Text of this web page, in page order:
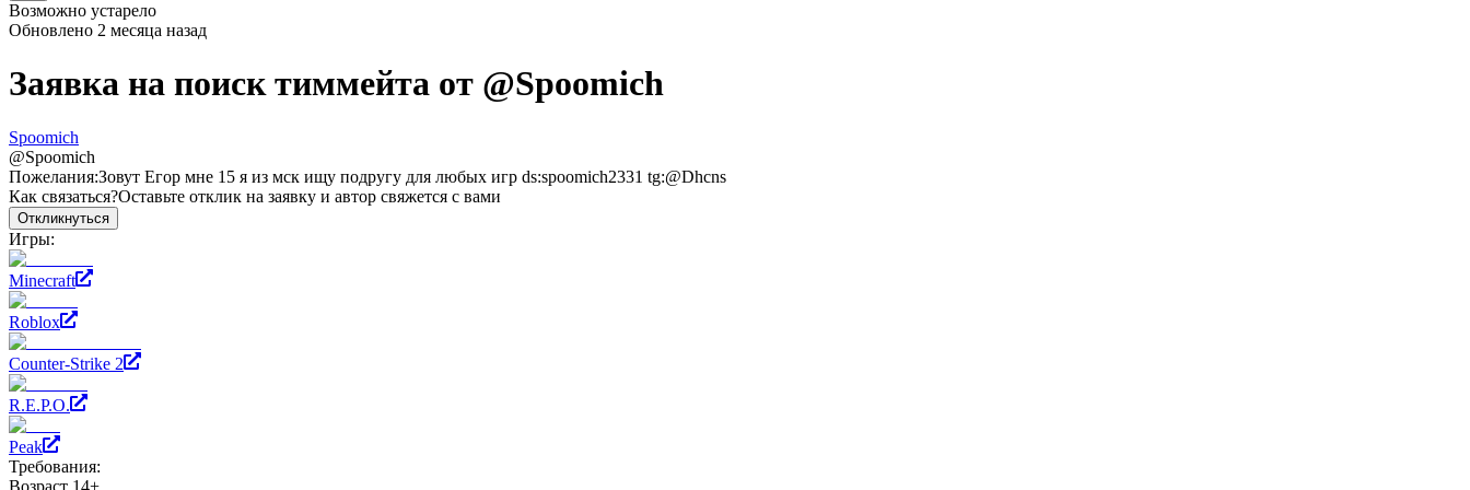
Возможно устарело
Обновлено 2 месяца назад
Заявка на поиск тиммейта от @Spoomich
Spoomich
@Spoomich
Пожелания:Зовут Егор мне 15 я из мск ищу подругу для любых игр ds:spoomich2331 tg:@Dhcns
Как связаться?Оставьте отклик на заявку и автор свяжется с вами
Откликнуться
Игры:
Minecraft
Roblox
Counter-Strike 2
R.E.P.O.
Peak
Требования:
Возраст 14+